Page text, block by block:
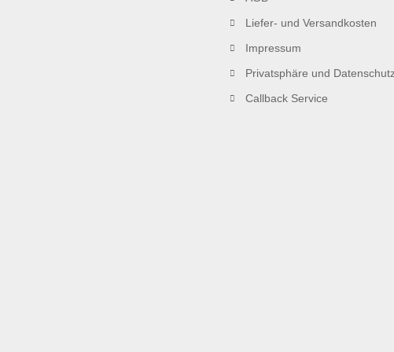
Liefer- und Versandkosten
Impressum
Privatsphäre und
Callback Service